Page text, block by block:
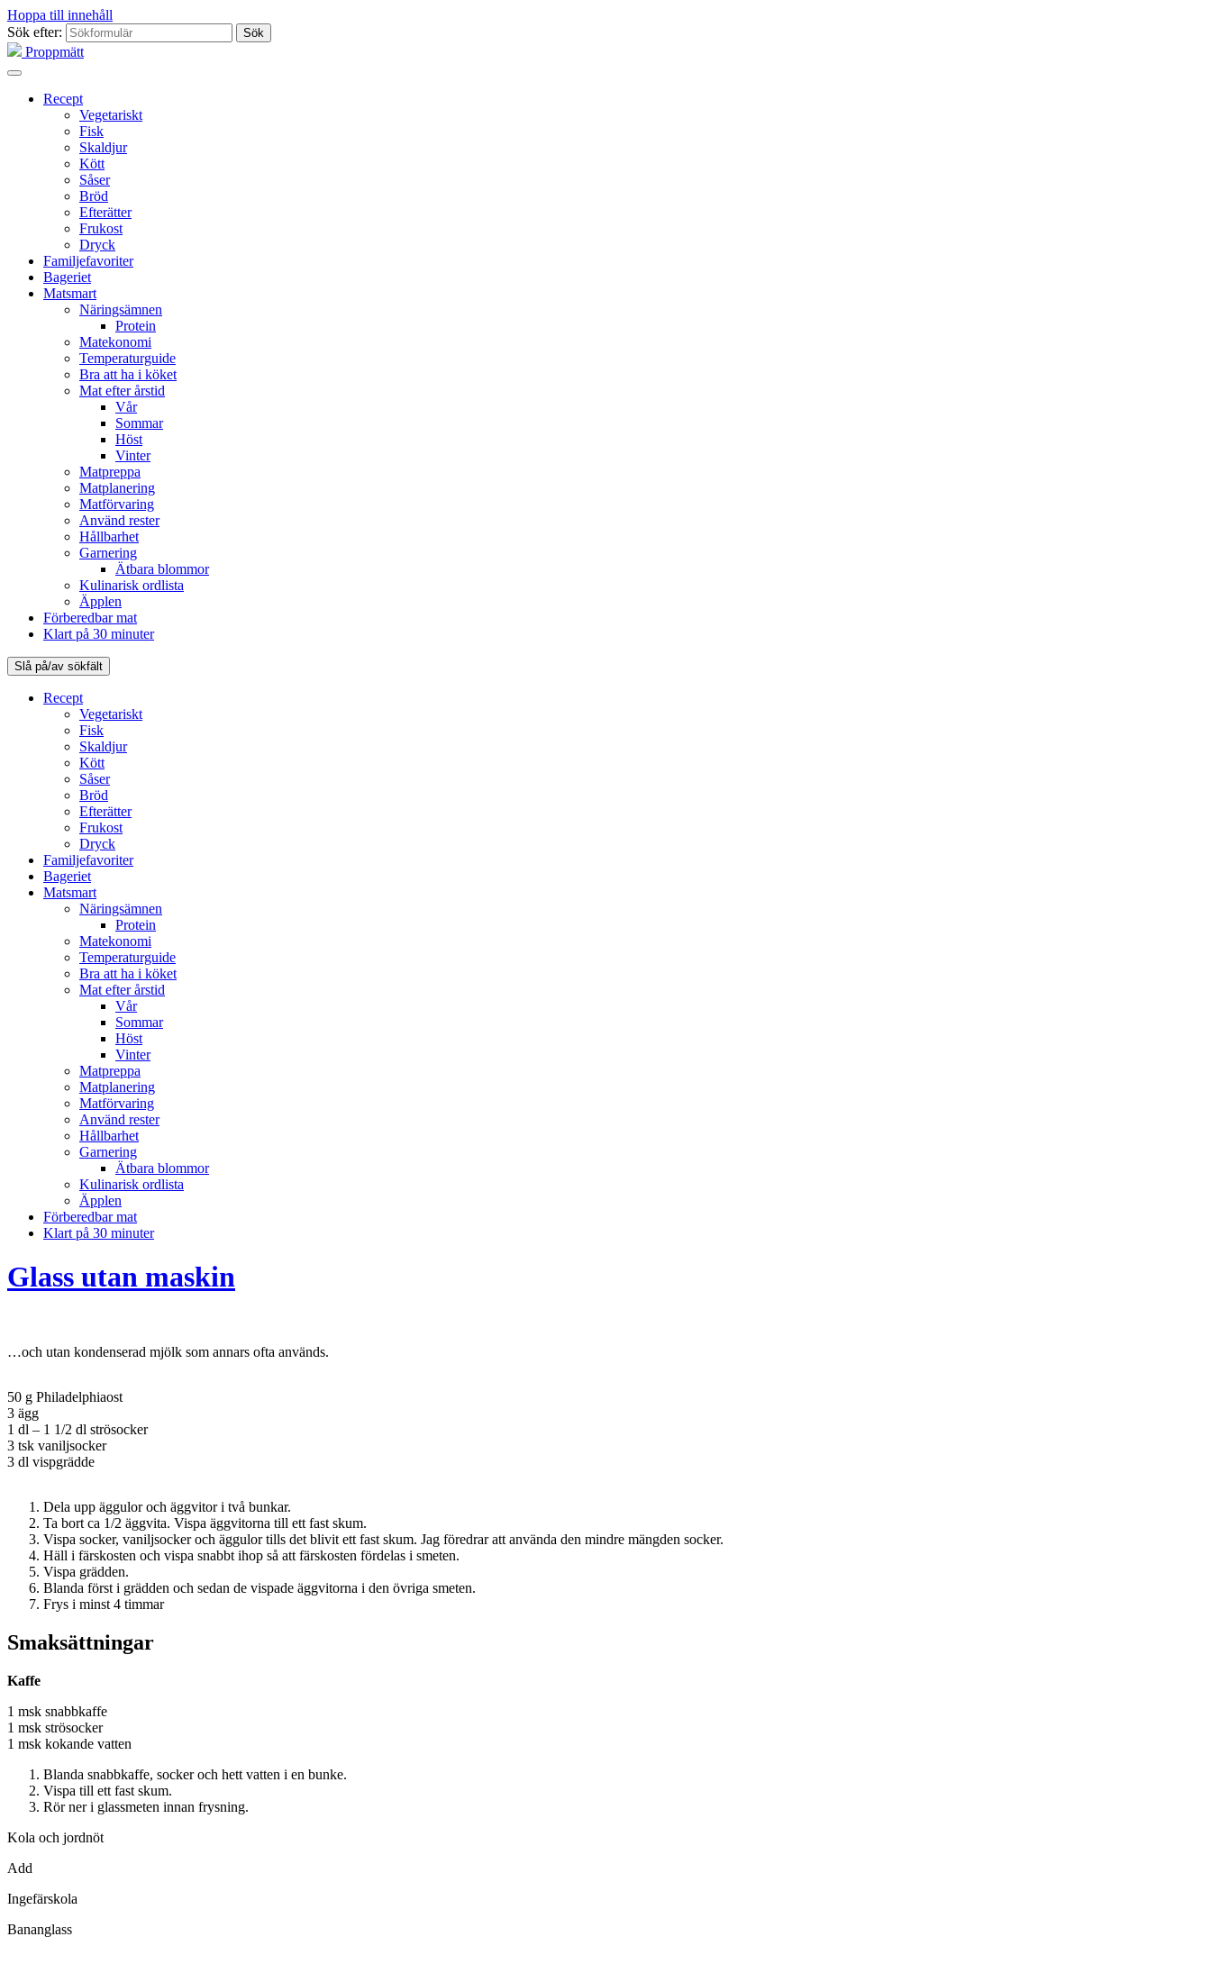
Hoppa till innehåll
Sök efter:
Proppmätt
Recept
Vegetariskt
Fisk
Skaldjur
Kött
Såser
Bröd
Efterätter
Frukost
Dryck
Familjefavoriter
Bageriet
Matsmart
Näringsämnen
Protein
Matekonomi
Temperaturguide
Bra att ha i köket
Mat efter årstid
Vår
Sommar
Höst
Vinter
Matpreppa
Matplanering
Matförvaring
Använd rester
Hållbarhet
Garnering
Ätbara blommor
Kulinarisk ordlista
Äpplen
Förberedbar mat
Klart på 30 minuter
Slå på/av sökfält
Recept
Vegetariskt
Fisk
Skaldjur
Kött
Såser
Bröd
Efterätter
Frukost
Dryck
Familjefavoriter
Bageriet
Matsmart
Näringsämnen
Protein
Matekonomi
Temperaturguide
Bra att ha i köket
Mat efter årstid
Vår
Sommar
Höst
Vinter
Matpreppa
Matplanering
Matförvaring
Använd rester
Hållbarhet
Garnering
Ätbara blommor
Kulinarisk ordlista
Äpplen
Förberedbar mat
Klart på 30 minuter
Glass utan maskin
…och utan kondenserad mjölk som annars ofta används.
50 g Philadelphiaost
3 ägg
1 dl – 1 1/2 dl strösocker
3 tsk vaniljsocker
3 dl vispgrädde
Dela upp äggulor och äggvitor i två bunkar.
Ta bort ca 1/2 äggvita. Vispa äggvitorna till ett fast skum.
Vispa socker, vaniljsocker och äggulor tills det blivit ett fast skum. Jag föredrar att använda den mindre mängden socker.
Häll i färskosten och vispa snabbt ihop så att färskosten fördelas i smeten.
Vispa grädden.
Blanda först i grädden och sedan de vispade äggvitorna i den övriga smeten.
Frys i minst 4 timmar
Smaksättningar
Kaffe
1 msk snabbkaffe
1 msk strösocker
1 msk kokande vatten
Blanda snabbkaffe, socker och hett vatten i en bunke.
Vispa till ett fast skum.
Rör ner i glassmeten innan frysning.
Kola och jordnöt
Add
Ingefärskola
Bananglass